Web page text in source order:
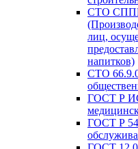
СТО
лиц,
напитков)
СТО
ГОСТ Р
ГОСТ Р